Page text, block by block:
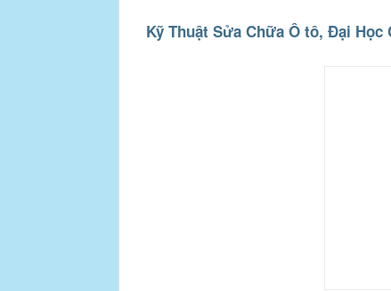
Kỹ Thuật Sửa Chữa Ô tô, Đại Học